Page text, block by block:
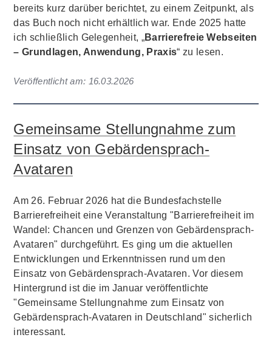
bereits kurz darüber berichtet, zu einem Zeitpunkt, als
das Buch noch nicht erhältlich war. Ende 2025 hatte
ich schließlich Gelegenheit, „Barrierefreie Webseiten
– Grundlagen, Anwendung, Praxis“ zu lesen.
Veröffentlicht am: 16.03.2026
Gemeinsame Stellungnahme zum
Einsatz von Gebärdensprach-
Avataren
Am 26. Februar 2026 hat die Bundesfachstelle
Barrierefreiheit eine Veranstaltung "Barrierefreiheit im
Wandel: Chancen und Grenzen von Gebärdensprach-
Avataren" durchgeführt. Es ging um die aktuellen
Entwicklungen und Erkenntnissen rund um den
Einsatz von Gebärdensprach-Avataren. Vor diesem
Hintergrund ist die im Januar veröffentlichte
"Gemeinsame Stellungnahme zum Einsatz von
Gebärdensprach-Avataren in Deutschland" sicherlich
interessant.